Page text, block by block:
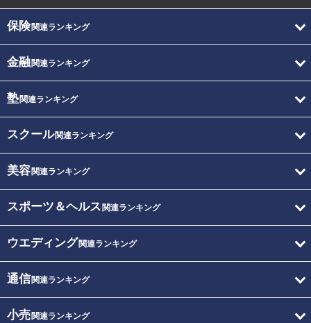
保険関連ランキング
金融関連ランキング
塾関連ランキング
スクール関連ランキング
美容関連ランキング
スポーツ＆ヘルス 関連ランキング
ウエディング関連ランキング
通信関連ランキング
小売関連ランキング